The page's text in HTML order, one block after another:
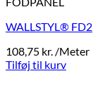
WALLSTYL® FD2
108,75 kr. /Meter
Tilføj til kurv